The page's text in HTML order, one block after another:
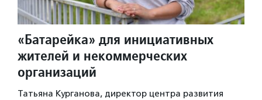
«Батарейка» для инициативных
жителей и некоммерческих
организаций
Татьяна Курганова, директор центра развития